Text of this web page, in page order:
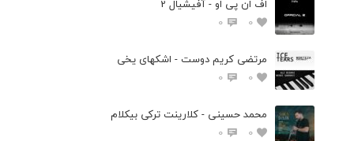
اف ان پی او - آفیشیال 2
0
0
مرتضی کریم دوست - اشکهای یخی
0
0
محمد حسینی - کلارینت ترکی بیکلام
0
0